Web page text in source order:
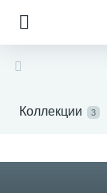
Коллекции 3